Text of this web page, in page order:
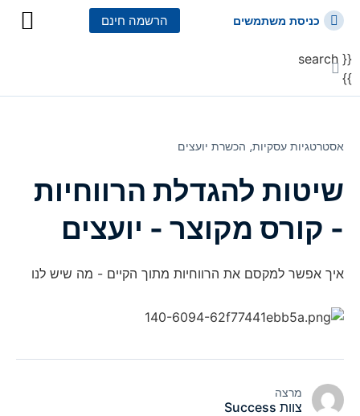
כניסת משתמשים הרשמה חינם
{{ search
}}
אסטרטגיות עסקיות⸲ הכשרת יועצים
שיטות להגדלת הרווחיות
- קורס מקוצר - יועצים
איך אפשר למקסם את הרווחיות מתוך הקיים - מה שיש לנו
מרצה
צוות Success